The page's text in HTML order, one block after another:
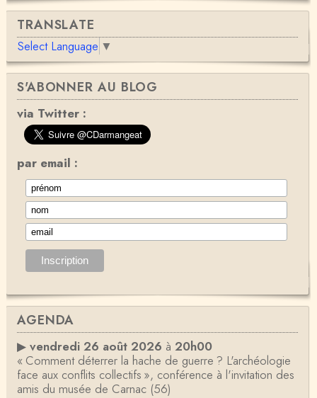
TRANSLATE
Select Language ▼
S'ABONNER AU BLOG
via Twitter :
par email :
AGENDA
▶ vendredi 26 août 2026 à 20h00
« Comment déterrer la hache de guerre ? L'archéologie
face aux conflits collectifs », conférence à l'invitation des
amis du musée de Carnac (56)